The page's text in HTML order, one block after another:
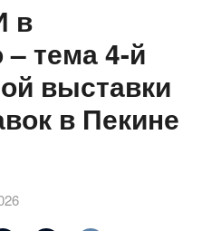
в
– тема 4-й
выставки
в Пекине